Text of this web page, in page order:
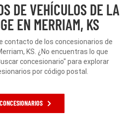
DE VEHÍCULOS DE LA
EN MERRIAM, KS
contacto de los concesionarios de
KS. ¿No encuentras lo que
concesionario" para explorar
por código postal.
CONCESIONARIOS